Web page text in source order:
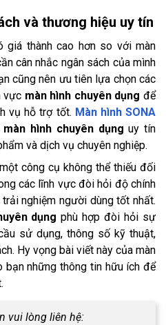
và thương hiệu uy tín
giá thành cao hơn so với màn
cân nhắc ngân sách của mình
cũng nên ưu tiên lựa chọn các
vực màn hình chuyên dụngđể
vụ hỗ trợ tốt. Màn hình SONA
màn hình chuyên dụnguy tín
và dịch vụ chuyên nghiệp.
công cụ không thể thiếu đối
các lĩnh vực đòi hỏi độ chính
nghiệm người dùng tốt nhất.
dụng phù hợp đòi hỏi sự
sử dụng, thông số kỹ thuật,
Hy vọng bài viết này của màn
bạn những thông tin hữu ích để
vui lòng liên hệ: